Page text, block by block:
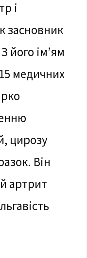
і
засновник
його ім’ям
медичних
цирозу
Він
артрит